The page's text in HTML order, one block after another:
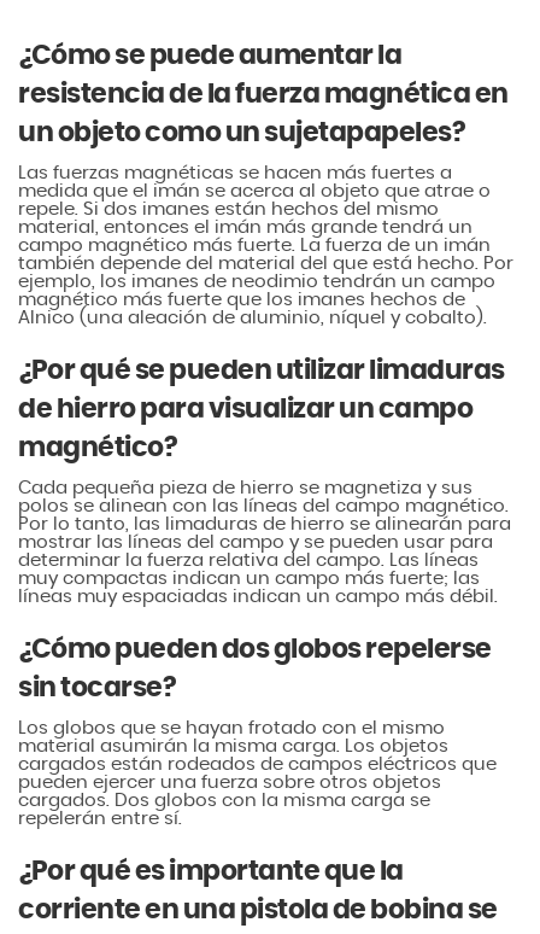
¿Cómo se puede aumentar la
resistencia de la fuerza magnética en
un objeto como un sujetapapeles?
Las fuerzas magnéticas se hacen más fuertes a
medida que el imán se acerca al objeto que atrae o
repele. Si dos imanes están hechos del mismo
material, entonces el imán más grande tendrá un
campo magnético más fuerte. La fuerza de un imán
también depende del material del que está hecho. Por
ejemplo, los imanes de neodimio tendrán un campo
magnético más fuerte que los imanes hechos de
Alnico (una aleación de aluminio, níquel y cobalto).
¿Por qué se pueden utilizar limaduras
de hierro para visualizar un campo
magnético?
Cada pequeña pieza de hierro se magnetiza y sus
polos se alinean con las líneas del campo magnético.
Por lo tanto, las limaduras de hierro se alinearán para
mostrar las líneas del campo y se pueden usar para
determinar la fuerza relativa del campo. Las líneas
muy compactas indican un campo más fuerte; las
líneas muy espaciadas indican un campo más débil.
¿Cómo pueden dos globos repelerse
sin tocarse?
Los globos que se hayan frotado con el mismo
material asumirán la misma carga. Los objetos
cargados están rodeados de campos eléctricos que
pueden ejercer una fuerza sobre otros objetos
cargados. Dos globos con la misma carga se
repelerán entre sí.
¿Por qué es importante que la
corriente en una pistola de bobina se